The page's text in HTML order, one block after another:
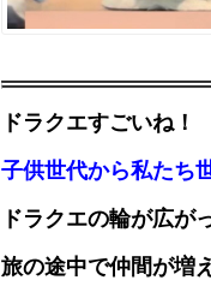
ドラクエすごいね！
子供世代から私たち
ドラクエの輪が広が
旅の途中で仲間が増